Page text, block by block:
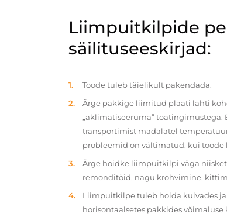
Liimpuitkilpide
säilituseeskirjad:
Toode tuleb täielikult pakendada.
Ärge pakkige liimitud plaati lahti
„aklimatiseeruma”
transportimist madalatel
probleemid on vältimatud, kui toode
Ärge hoidke liimpuitkilpi väga
remonditöid, nagu krohvimine,
Liimpuitkilpe tuleb hoida kuivades
horisontaalsetes pakkides